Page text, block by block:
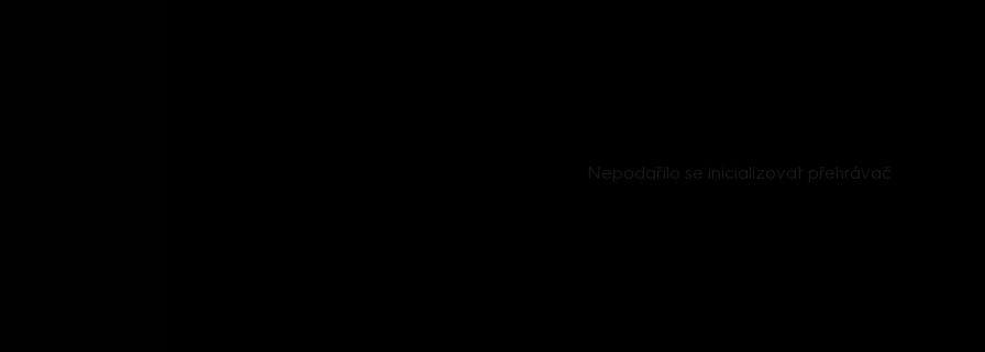
Nepodařilo se inicializovat přehrávač